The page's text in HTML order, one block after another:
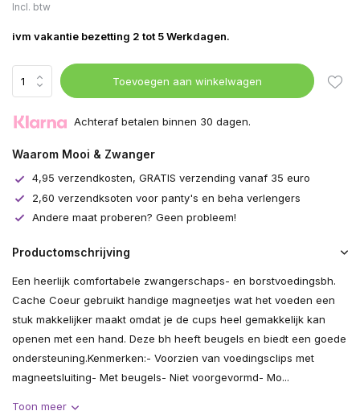
Incl. btw
ivm vakantie bezetting 2 tot 5 Werkdagen.
Toevoegen aan winkelwagen
Achteraf betalen binnen 30 dagen.
Waarom Mooi & Zwanger
4,95 verzendkosten, GRATIS verzending vanaf 35 euro
2,60 verzendksoten voor panty's en beha verlengers
Andere maat proberen? Geen probleem!
Productomschrijving
Een heerlijk comfortabele zwangerschaps- en borstvoedingsbh.
Cache Coeur gebruikt handige magneetjes wat het voeden een
stuk makkelijker maakt omdat je de cups heel gemakkelijk kan
openen met een hand. Deze bh heeft beugels en biedt een goede
ondersteuning.Kenmerken:- Voorzien van voedingsclips met
magneetsluiting- Met beugels- Niet voorgevormd- Mo...
Toon meer